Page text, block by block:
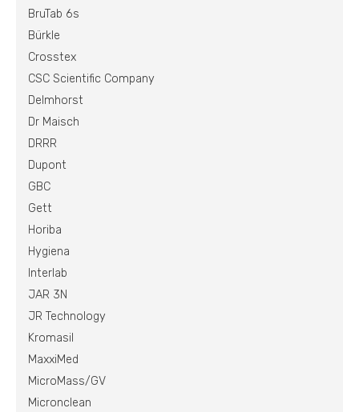
BruTab 6s
Bürkle
Crosstex
CSC Scientific Company
Delmhorst
Dr Maisch
DRRR
Dupont
GBC
Gett
Horiba
Hygiena
Interlab
JAR 3N
JR Technology
Kromasil
MaxxiMed
MicroMass/GV
Micronclean